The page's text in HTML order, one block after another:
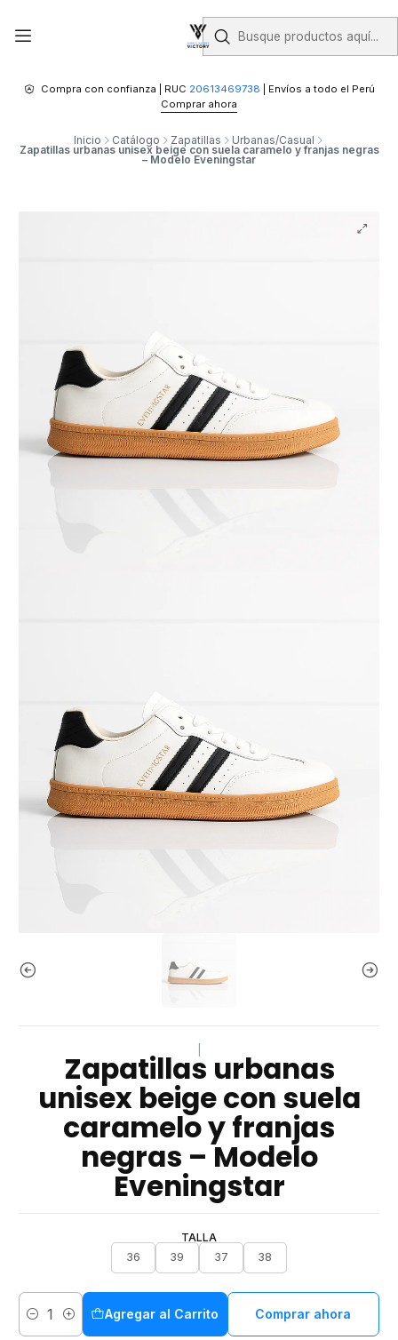
Compra con confianza | RUC 20613469738 | Envíos a todo el Perú
Comprar ahora
Inicio Catálogo Zapatillas Urbanas/Casual
Zapatillas urbanas unisex beige con suela caramelo y franjas negras
– Modelo Eveningstar
Zapatillas urbanas
unisex beige con suela
caramelo y franjas
negras – Modelo
Eveningstar
TALLA
36
39 37 38
Cantidad
Agregar al Carrito Comprar ahora